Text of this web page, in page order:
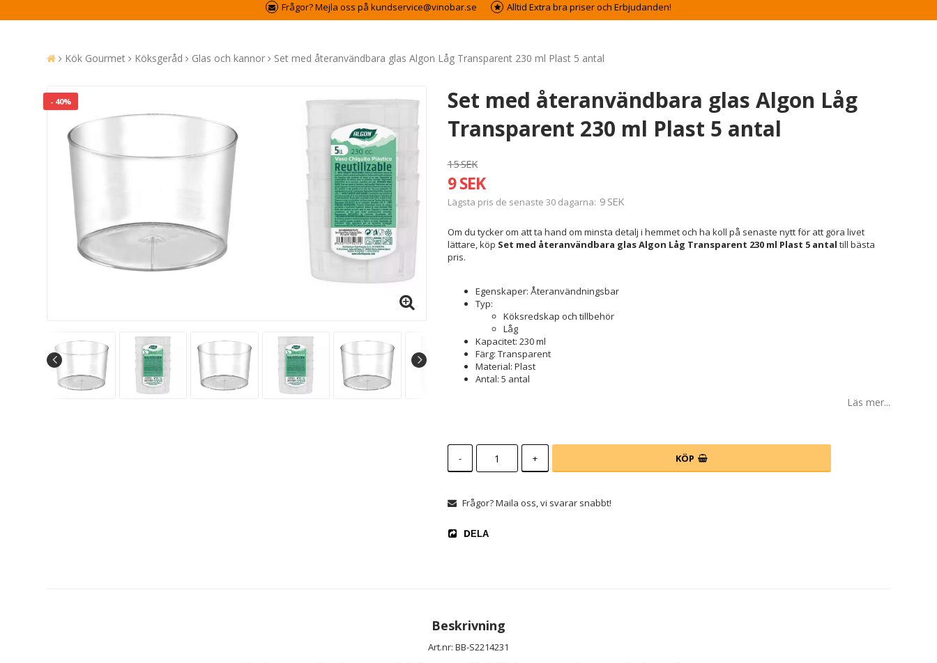
Frågor? Mejla oss på kundservice@vinobar.se Alltid Extra bra priser och Erbjudanden!
Kök Gourmet Köksgeråd Glas och kannor Set med återanvändbara glas Algon Låg Transparent 230 ml Plast 5 antal
- 40%
Set med återanvändbara glas Algon Låg
Transparent 230 ml Plast 5 antal
15 SEK
9 SEK
Lägsta pris de senaste 30 dagarna 9 SEK
Om du tycker om att ta hand om minsta detalj i hemmet och ha koll på senaste nytt för att göra livet
lättare, köp Set med återanvändbara glas Algon Låg Transparent 230 ml Plast 5 antal till bästa
pris.
Egenskaper: Återanvändningsbar
Typ:
Köksredskap och tillbehör
Låg
Kapacitet: 230 ml
Färg: Transparent
Material: Plast
Antal: 5 antal
Läs mer...
- + KÖP
Frågor? Maila oss, vi svarar snabbt!
DELA
Beskrivning
Art.nr: BB-S2214231